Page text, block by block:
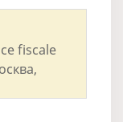
fiscale